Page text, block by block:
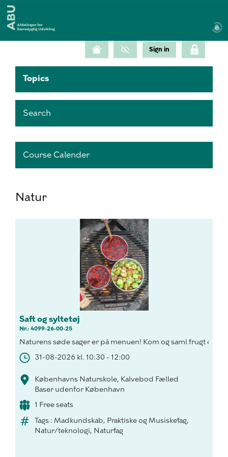
Topics
Search
Course Calender
Natur
Saft og syltetøj
Nr.: 4099-26-00-25
Naturens søde sager er på menuen! Kom og saml frugt og
31-08-2026 kl. 10:30 - 12:00
Københavns Naturskole, Kalvebod Fælled
Baser udenfor København
1 Free seats
Tags : Madkundskab, Praktiske og Musiskefag,
Natur/teknologi, Naturfag